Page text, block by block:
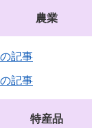
農業
記事
記事
特産品